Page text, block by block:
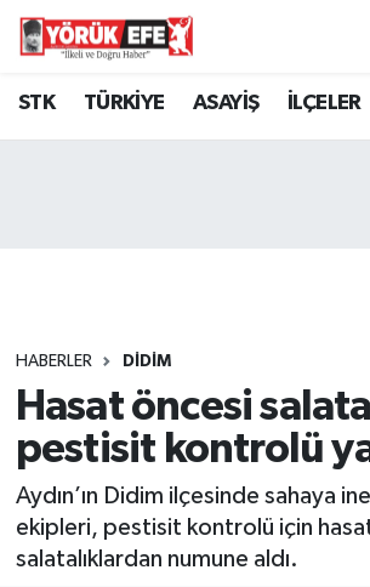
STK TÜRKİYE ASAYİŞ İLÇELER
HABERLER DİDİM
Hasat öncesi
pestisit kontrolü
Aydın’ın Didim ilçesinde sahaya
ekipleri, pestisit kontrolü için
salatalıklardan numune aldı.
Aydın Nöbetçi Eczaneler
Tüm Manşetler
Son Dakika Haberleri
Haber Arşivi